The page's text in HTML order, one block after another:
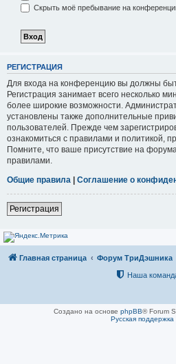
Скрыть моё пребывание на
РЕГИСТРАЦИЯ
Для входа на конференцию вы должны
Регистрация занимает всего несколько
более широкие возможности.
установлены также дополнительные
пользователей. Прежде чем
ознакомиться с правилами и политикой,
Помните, что ваше присутствие на
правилами.
Общие правила | Соглашение о
Регистрация
Главная страница Форум ТриДэшника
Наша
Создано на основе phpBB® Forum
Русская поддержка